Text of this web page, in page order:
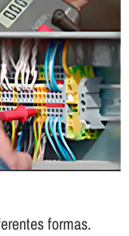
formas.